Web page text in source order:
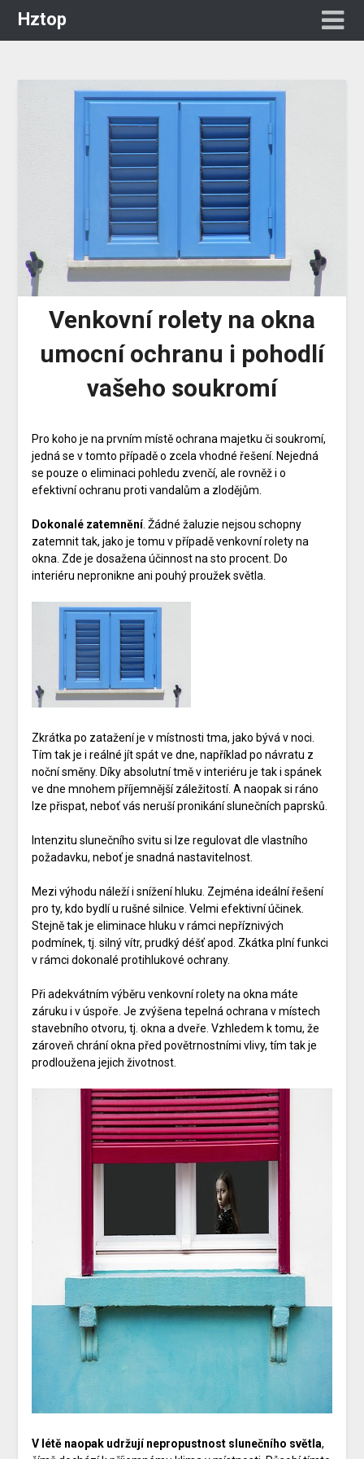
Hztop
Venkovní rolety na okna
umocní ochranu i pohodlí
vašeho soukromí
Pro koho je na prvním místě ochrana majetku či soukromí,
jedná se v tomto případě o zcela vhodné řešení. Nejedná
se pouze o eliminaci pohledu zvenčí, ale rovněž i o
efektivní ochranu proti vandalům a zlodějům.
Dokonalé zatemnění. Žádné žaluzie nejsou schopny
zatemnit tak, jako je tomu v případě venkovní rolety na
okna. Zde je dosažena účinnost na sto procent. Do
interiéru nepronikne ani pouhý proužek světla.
Zkrátka po zatažení je v místnosti tma, jako bývá v noci.
Tím tak je i reálné jít spát ve dne, například po návratu z
noční směny. Díky absolutní tmě v interiéru je tak i spánek
ve dne mnohem příjemnější záležitostí. A naopak si ráno
lze přispat, neboť vás neruší pronikání slunečních paprsků.
Intenzitu slunečního svitu si lze regulovat dle vlastního
požadavku, neboť je snadná nastavitelnost.
Mezi výhodu náleží i snížení hluku. Zejména ideální řešení
pro ty, kdo bydlí u rušné silnice. Velmi efektivní účinek.
Stejně tak je eliminace hluku v rámci nepříznivých
podmínek, tj. silný vítr, prudký déšť apod. Zkátka plní funkci
v rámci dokonalé protihlukové ochrany.
Při adekvátním výběru venkovní rolety na oknamáte
záruku i v úspoře. Je zvýšena tepelná ochrana v místech
stavebního otvoru, tj. okna a dveře. Vzhledem k tomu, že
zároveň chrání okna před povětrnostními vlivy, tím tak je
prodloužena jejich životnost.
V létě naopak udržují nepropustnost slunečního světla,